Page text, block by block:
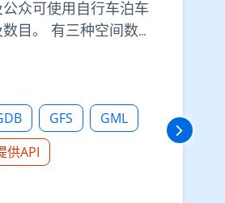
众可使用自行车泊车
种空间数据
数据库
档压缩以便下载)：
datago
dataspec/file_list.
GFS
GML
供API